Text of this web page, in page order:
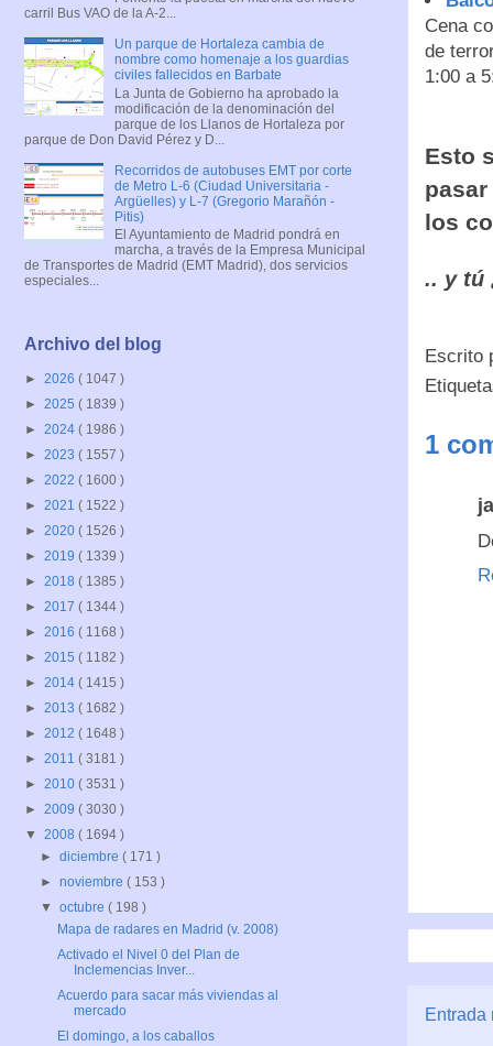
Cena
de
1:00 a
Esto
los
.. y tú
Escrito
1
Entrada
carril Bus VAO de la A-2...
Un parque de Hortaleza cambia de
nombre como homenaje a los guardias
civiles fallecidos en Barbate
La Junta de Gobierno ha aprobado la
modificación de la denominación del
parque de los Llanos de Hortaleza por
parque de Don David Pérez y D...
Recorridos de autobuses EMT por corte
de Metro L-6 (Ciudad Universitaria -
Argüelles) y L-7 (Gregorio Marañón -
Pitis)
El Ayuntamiento de Madrid pondrá en
marcha, a través de la Empresa Municipal
de Transportes de Madrid (EMT Madrid), dos servicios
especiales...
Archivo del blog
► 2026 ( 1047 )
► 2025 ( 1839 )
► 2024 ( 1986 )
► 2023 ( 1557 )
► 2022 ( 1600 )
► 2021 ( 1522 )
► 2020 ( 1526 )
► 2019 ( 1339 )
► 2018 ( 1385 )
► 2017 ( 1344 )
► 2016 ( 1168 )
► 2015 ( 1182 )
► 2014 ( 1415 )
► 2013 ( 1682 )
► 2012 ( 1648 )
► 2011 ( 3181 )
► 2010 ( 3531 )
► 2009 ( 3030 )
▼ 2008 ( 1694 )
►diciembre( 171 )
►noviembre( 153 )
▼octubre( 198 )
Mapa de radares en Madrid (v. 2008)
Activado el Nivel 0 del Plan de
Inclemencias Inver...
Acuerdo para sacar más viviendas al
mercado
El domingo, a los caballos